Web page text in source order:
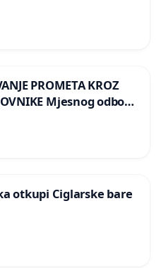
PROMETA KROZ
Mjesnog odbora
otkupi Ciglarske bare